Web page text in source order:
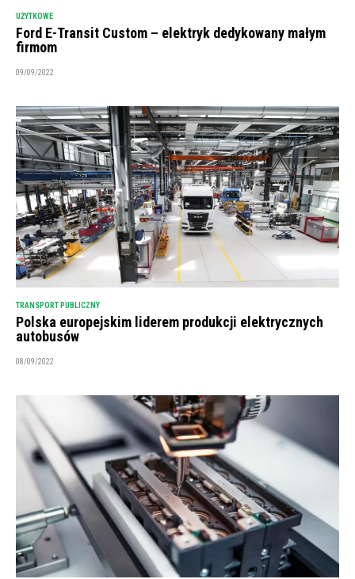
UŻYTKOWE
Ford E-Transit Custom – elektryk dedykowany małym
firmom
09/09/2022
TRANSPORT PUBLICZNY
Polska europejskim liderem produkcji elektrycznych
autobusów
08/09/2022